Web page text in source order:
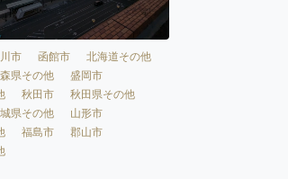
市 函館市
北海道その他
県その他
盛岡市
秋田市
秋田県その他
県その他
山形市
福島市
郡山市